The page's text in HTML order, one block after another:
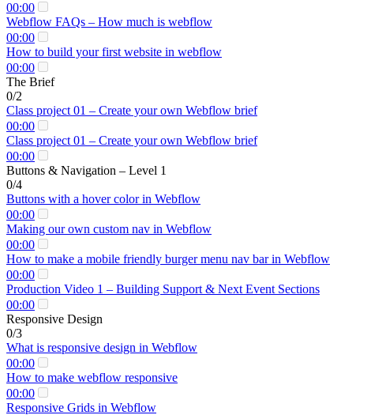
00:00
Webflow FAQs – How much is webflow
00:00
How to build your first website in webflow
00:00
The Brief
0/2
Class project 01 – Create your own Webflow brief
00:00
Class project 01 – Create your own Webflow brief
00:00
Buttons & Navigation – Level 1
0/4
Buttons with a hover color in Webflow
00:00
Making our own custom nav in Webflow
00:00
How to make a mobile friendly burger menu nav bar in Webflow
00:00
Production Video 1 – Building Support & Next Event Sections
00:00
Responsive Design
0/3
What is responsive design in Webflow
00:00
How to make webflow responsive
00:00
Responsive Grids in Webflow